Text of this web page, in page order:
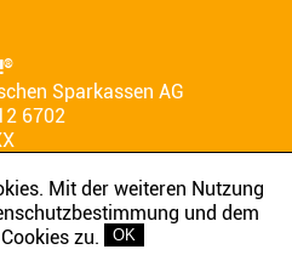
®
Sparkassen AG
6702
DATENSCHUTZ
Mit der weiteren Nutzung
und dem
zu.
OK